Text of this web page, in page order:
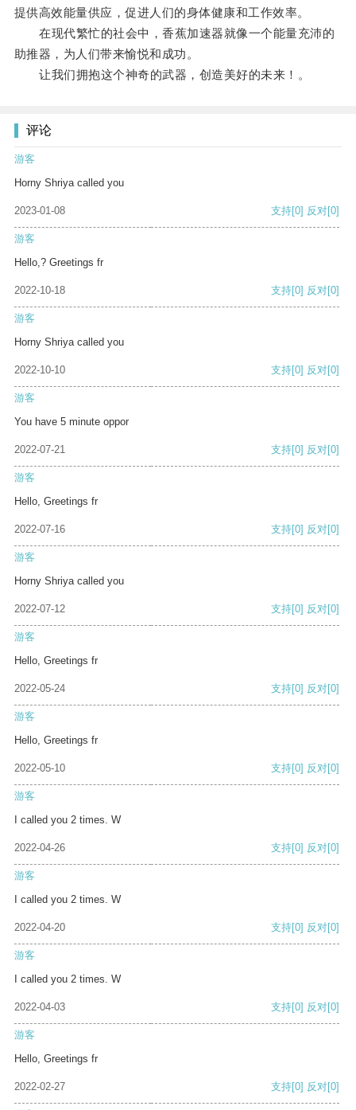
提供高效能量供应，促进人们的身体健康和工作效率。
在现代繁忙的社会中，香蕉加速器就像一个能量充沛的
助推器，为人们带来愉悦和成功。
让我们拥抱这个神奇的武器，创造美好的未来！。
评论
游客
Horny Shriya called you
2023-01-08 支持[0] 反对[0]
游客
Hello,? Greetings fr
2022-10-18 支持[0] 反对[0]
游客
Horny Shriya called you
2022-10-10 支持[0] 反对[0]
游客
You have 5 minute oppor
2022-07-21 支持[0] 反对[0]
游客
Hello, Greetings fr
2022-07-16 支持[0] 反对[0]
游客
Horny Shriya called you
2022-07-12 支持[0] 反对[0]
游客
Hello, Greetings fr
2022-05-24 支持[0] 反对[0]
游客
Hello, Greetings fr
2022-05-10 支持[0] 反对[0]
游客
I called you 2 times. W
2022-04-26 支持[0] 反对[0]
游客
I called you 2 times. W
2022-04-20 支持[0] 反对[0]
游客
I called you 2 times. W
2022-04-03 支持[0] 反对[0]
游客
Hello, Greetings fr
2022-02-27 支持[0] 反对[0]